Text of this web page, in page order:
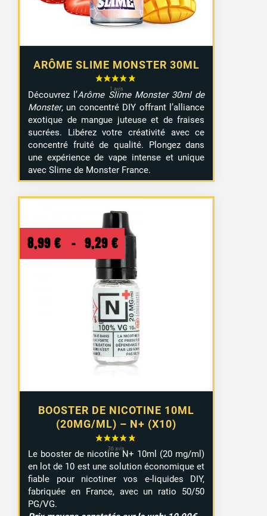
ARÔME SLIME MONSTER 30ML
Découvrez l’Arôme Slime Monster 30ml de
Monster, un concentré DIY offrant l’alliance
exotique de mangue juteuse et de fraises
sucrées. Libérez votre créativité avec ce
concentré fruité de qualité. Plongez dans
une expérience de vape intense et unique
avec Slime de Monster France.
BOOSTER DE NICOTINE 10ML
(20MG/ML) – N+ (X10)
8,99 € – 9,29 € Plage
de
prix :
8,99 €
à
9,29 €
Le booster de nicotine N+ 10ml (20 mg/ml)
en lot de 10 est une solution économique et
fiable pour nicotiner vos e-liquides DIY,
fabriquée en France, avec un ratio 50/50
PG/VG.